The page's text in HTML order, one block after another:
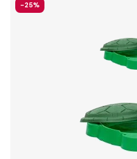
-25%